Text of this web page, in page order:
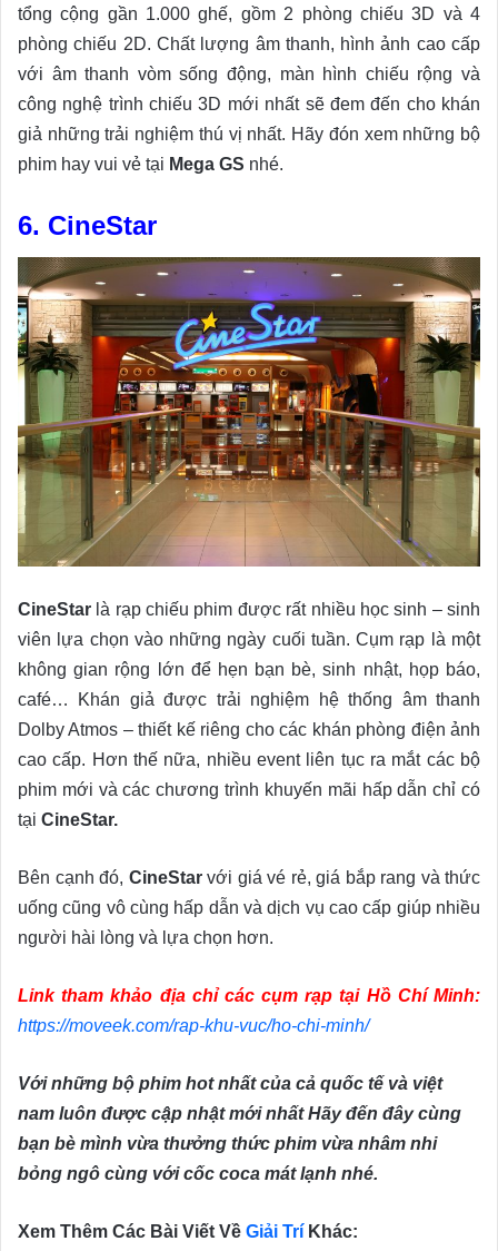
tổng cộng gần 1.000 ghế, gồm 2 phòng chiếu 3D và 4
phòng chiếu 2D. Chất lượng âm thanh, hình ảnh cao cấp
với âm thanh vòm sống động, màn hình chiếu rộng và
công nghệ trình chiếu 3D mới nhất sẽ đem đến cho khán
giả những trải nghiệm thú vị nhất. Hãy đón xem những bộ
phim hay vui vẻ tại Mega GS nhé.
6. CineStar
CineStar là rạp chiếu phim được rất nhiều học sinh – sinh
viên lựa chọn vào những ngày cuối tuần. Cụm rạp là một
không gian rộng lớn để hẹn bạn bè, sinh nhật, họp báo,
café… Khán giả được trải nghiệm hệ thống âm thanh
Dolby Atmos – thiết kế riêng cho các khán phòng điện ảnh
cao cấp. Hơn thế nữa, nhiều event liên tục ra mắt các bộ
phim mới và các chương trình khuyến mãi hấp dẫn chỉ có
tại CineStar.
Bên cạnh đó, CineStarvới giá vé rẻ, giá bắp rang và thức
uống cũng vô cùng hấp dẫn và dịch vụ cao cấp giúp nhiều
người hài lòng và lựa chọn hơn.
Link tham khảo địa chỉ các cụm rạp tại Hồ Chí Minh:
https://moveek.com/rap-khu-vuc/ho-chi-minh/
Với những bộ phim hot nhất của cả quốc tế và việt
nam luôn được cập nhật mới nhất Hãy đến đây cùng
bạn bè mình vừa thưởng thức phim vừa nhâm nhi
bỏng ngô cùng với cốc coca mát lạnh nhé.
Xem Thêm Các Bài Viết Về Giải Trí Khác: